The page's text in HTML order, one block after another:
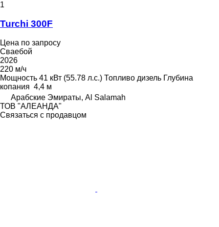
1
Turchi 300F
Цена по запросу
Сваебой
2026
220 м/ч
Мощность 41 кВт (55.78 л.с.) Топливо дизель Глубина
копания 4,4 м
Арабские Эмираты, Al Salamah
ТОВ "АЛЕАНДА"
Связаться с продавцом